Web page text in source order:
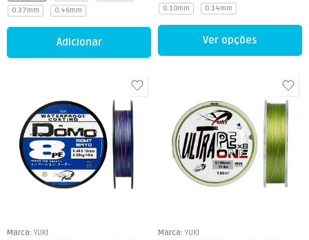
0.37mm
0.46mm
Adicionar
0.10mm 0.14mm
Ver opções
Marca: YUKI Marca: YUKI